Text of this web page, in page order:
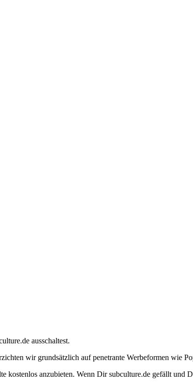
ausschaltest.
wir grundsätzlich auf penetrante Werbeformen wie
anzubieten. Wenn Dir subculture.de gefällt und